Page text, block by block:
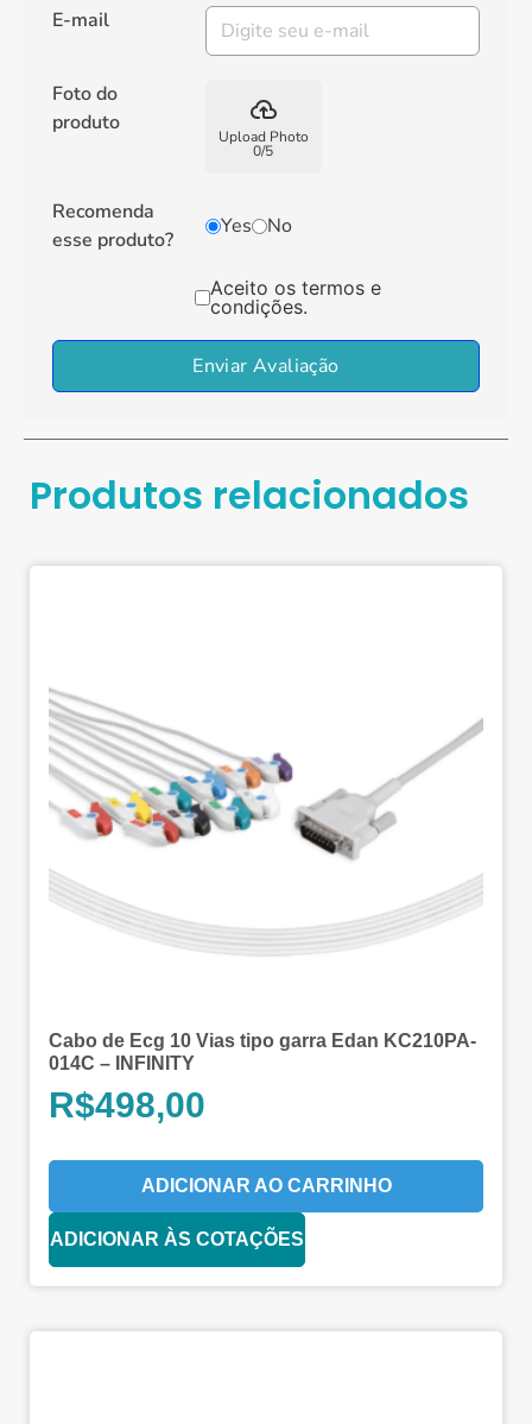
E-mail
Foto do
produto
backup
Upload Photo
0/5
Recomenda
esse produto?
Yes No
Aceito os termos e
condições.
Enviar Avaliação
Produtos relacionados
Cabo de Ecg 10 Vias tipo garra Edan KC210PA-
014C – INFINITY
R$498,00
ADICIONAR AO CARRINHO
ADICIONAR ÀS COTAÇÕES